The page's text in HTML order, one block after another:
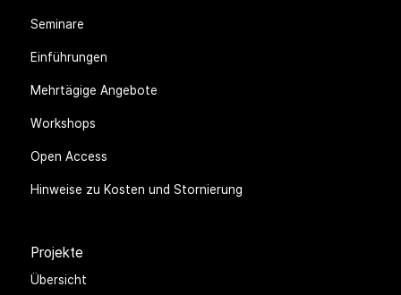
Seminare
Einführungen
Mehrtägige Angebote
Workshops
Open Access
Hinweise zu Kosten und Stornierung
Projekte
Übersicht